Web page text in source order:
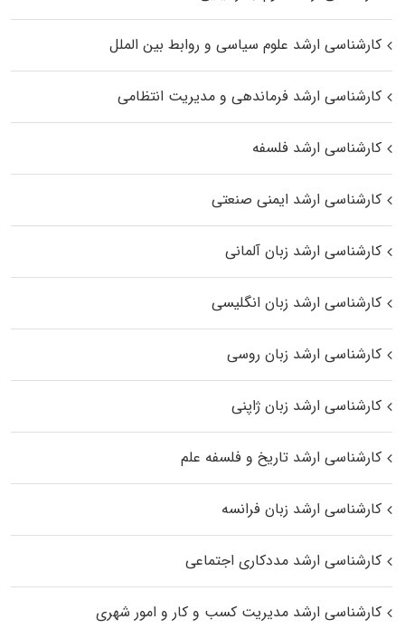
کارشناسی ارشد علوم سیاسی و روابط بین الملل
کارشناسی ارشد فرماندهی و مدیریت انتظامی
کارشناسی ارشد فلسفه
کارشناسی ارشد ایمنی صنعتی
کارشناسی ارشد زبان آلمانی
کارشناسی ارشد زبان انگلیسی
کارشناسی ارشد زبان روسی
کارشناسی ارشد زبان ژاپنی
کارشناسی ارشد تاریخ و فلسفه علم
کارشناسی ارشد زبان فرانسه
کارشناسی ارشد مددکاری اجتماعی
کارشناسی ارشد مدیریت کسب و کار و امور شهری